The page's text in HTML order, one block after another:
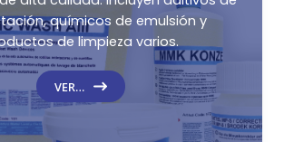
químicos de emulsión y
de limpieza varios.
VER…